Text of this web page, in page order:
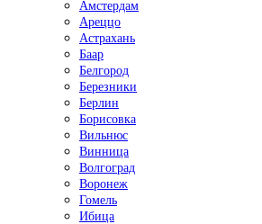
Амстердам
Ареццо
Астрахань
Баар
Белгород
Березники
Берлин
Борисовка
Вильнюс
Винница
Волгоград
Воронеж
Гомель
Ибица